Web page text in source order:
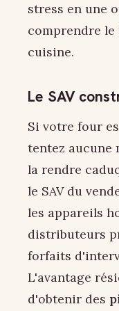
stress en une
comprendre
cuisine.
Le SAV
Si votre four
tentez aucune
la rendre
le SAV du
les appareils
distributeurs
forfaits
L'avantage
d'obtenir des